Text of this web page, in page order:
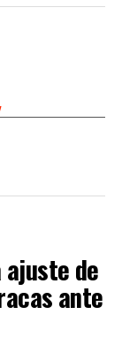
ajuste de
ante